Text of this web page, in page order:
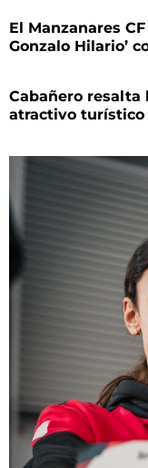
El Manzanares
Gonzalo Hilario’
Cabañero resalta
atractivo turístico